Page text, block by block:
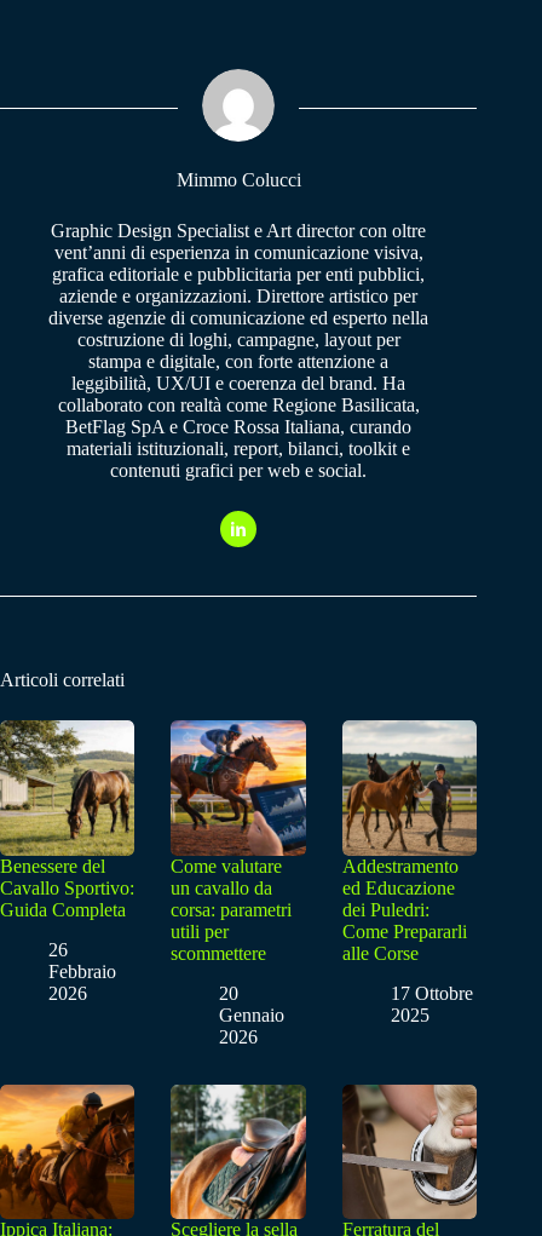
pp m
Mimmo Colucci
Graphic Design Specialist e Art director con oltre
vent’anni di esperienza in comunicazione visiva,
grafica editoriale e pubblicitaria per enti pubblici,
aziende e organizzazioni. Direttore artistico per
diverse agenzie di comunicazione ed esperto nella
costruzione di loghi, campagne, layout per
stampa e digitale, con forte attenzione a
leggibilità, UX/UI e coerenza del brand. Ha
collaborato con realtà come Regione Basilicata,
BetFlag SpA e Croce Rossa Italiana, curando
materiali istituzionali, report, bilanci, toolkit e
contenuti grafici per web e social.
Articoli correlati
Benessere del
Cavallo Sportivo:
Guida Completa
26
Febbraio
2026
Come valutare
un cavallo da
corsa: parametri
utili per
scommettere
20
Gennaio
2026
Addestramento
ed Educazione
dei Puledri:
Come Prepararli
alle Corse
17 Ottobre
2025
Ippica Italiana:
Scegliere la sella
Ferratura del